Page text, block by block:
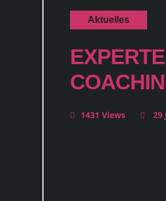
Aktuelles
1431 Views 29